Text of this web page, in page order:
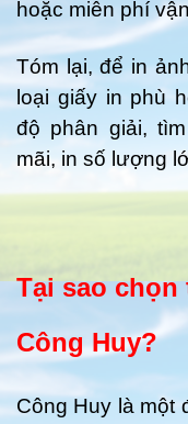
hoặc miễn phí
Tóm lại, để in
loại giấy in phù
độ phân giải,
mãi, in số lượng
Tại sao
Công Huy?
Công Huy là một